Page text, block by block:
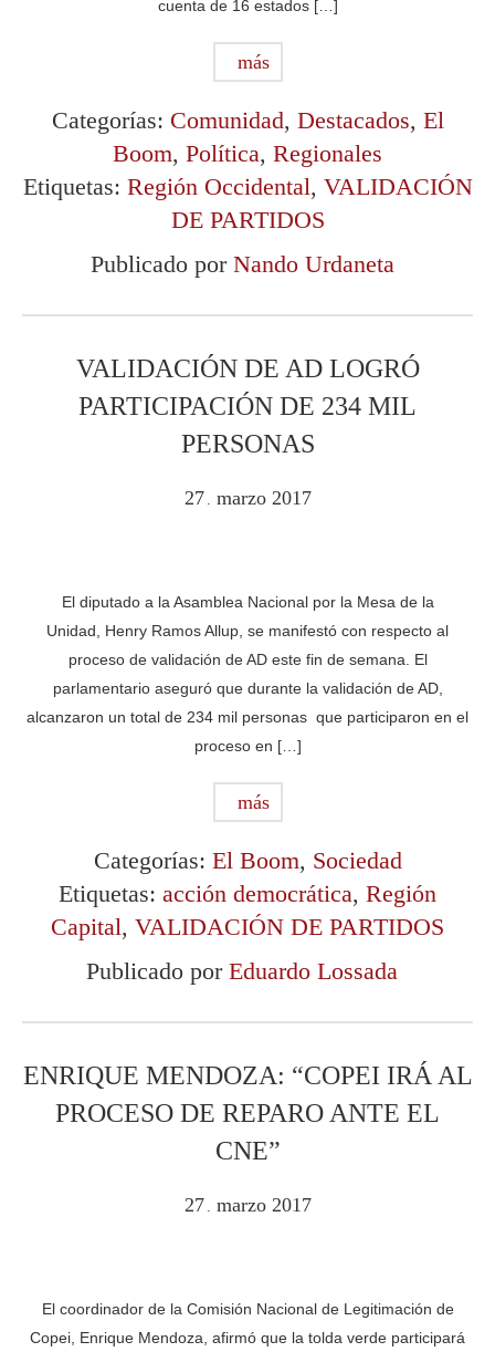
cuenta de 16 estados […]
más
Categorías: Comunidad, Destacados, El
Boom, Política, Regionales
Etiquetas: Región Occidental, VALIDACIÓN
DE PARTIDOS
Publicado por Nando Urdaneta
VALIDACIÓN DE AD LOGRÓ
PARTICIPACIÓN DE 234 MIL
PERSONAS
27 . marzo 2017
El diputado a la Asamblea Nacional por la Mesa de la
Unidad, Henry Ramos Allup, se manifestó con respecto al
proceso de validación de AD este fin de semana. El
parlamentario aseguró que durante la validación de AD,
alcanzaron un total de 234 mil personas que participaron en el
proceso en […]
más
Categorías: El Boom, Sociedad
Etiquetas: acción democrática, Región
Capital, VALIDACIÓN DE PARTIDOS
Publicado por Eduardo Lossada
ENRIQUE MENDOZA: “COPEI IRÁ AL
PROCESO DE REPARO ANTE EL
CNE”
27 . marzo 2017
El coordinador de la Comisión Nacional de Legitimación de
Copei, Enrique Mendoza, afirmó que la tolda verde participará